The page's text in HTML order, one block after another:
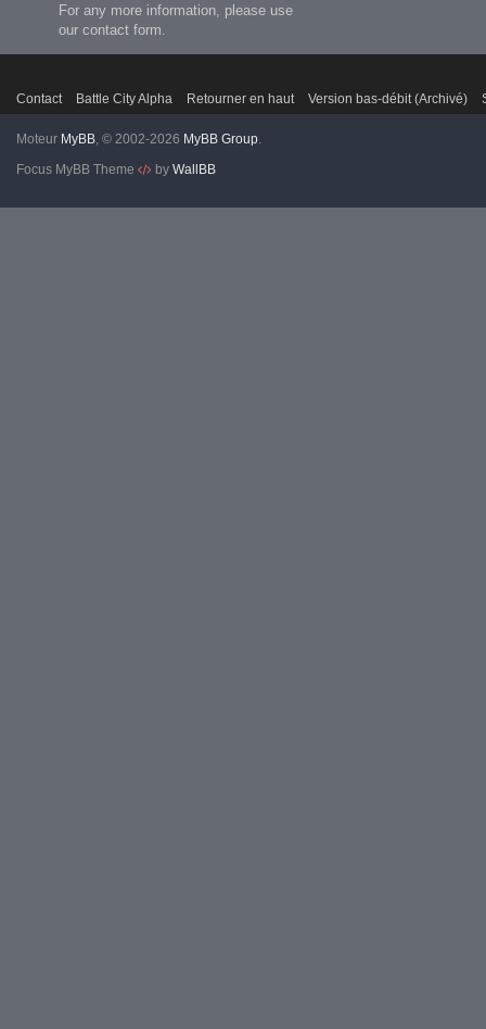
For any more information, please use
our contact form.
Contact Battle City Alpha Retourner en haut Version bas-débit (Archivé)
Moteur MyBB, © 2002-2026 MyBB Group.
Focus MyBB Theme
by WallBB